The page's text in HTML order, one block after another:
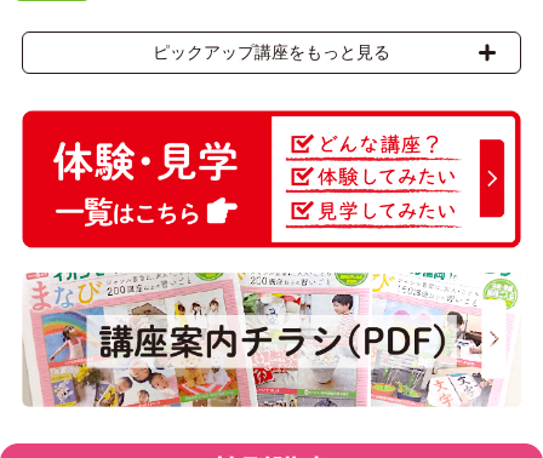
ピックアップ講座をもっと見る